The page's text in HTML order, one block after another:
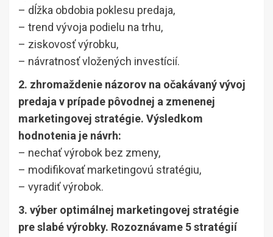
– dĺžka obdobia poklesu predaja,
– trend vývoja podielu na trhu,
– ziskovosť výrobku,
– návratnosť vložených investícií.
2. zhromaždenie názorov na očakávaný vývoj
predaja v prípade pôvodnej a zmenenej
marketingovej stratégie. Výsledkom
hodnotenia je návrh:
– nechať výrobok bez zmeny,
– modifikovať marketingovú stratégiu,
– vyradiť výrobok.
3. výber optimálnej marketingovej stratégie
pre slabé výrobky. Rozoznávame 5 stratégií